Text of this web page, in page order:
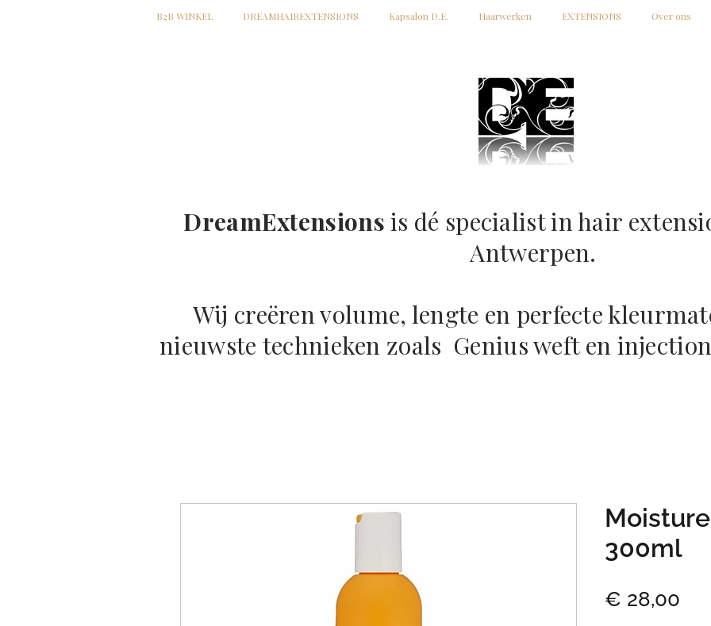
B2B WINKEL DREAMHAIREXTENSIONS Kapsalon D.E. Haarwerken EXTENSIONS Over ons
DreamExtensions is dé specialist in hair
Antwerpen.
Wij creëren volume, lengte en perfecte
nieuwste technieken zoals Genius weft en
300ml
€ 28,00